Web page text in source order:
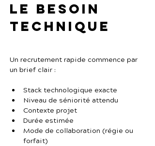
le besoin
technique
Un recrutement rapide commence par
un brief clair :
Stack technologique exacte
Niveau de séniorité attendu
Contexte projet
Durée estimée
Mode de collaboration (régie ou
forfait)